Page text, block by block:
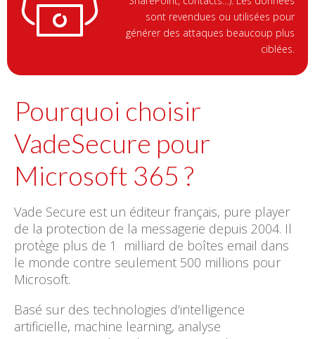
sont revendues ou utilisées pour
générer des attaques beaucoup plus
ciblées.
Pourquoi choisir
VadeSecure pour
Microsoft 365 ?
Vade Secure est un éditeur français, pure player
de la protection de la messagerie depuis 2004. Il
protège plus de 1 milliard de boîtes email dans
le monde contre seulement 500 millions pour
Microsoft.
Basé sur des technologies d’intelligence
artificielle, machine learning, analyse